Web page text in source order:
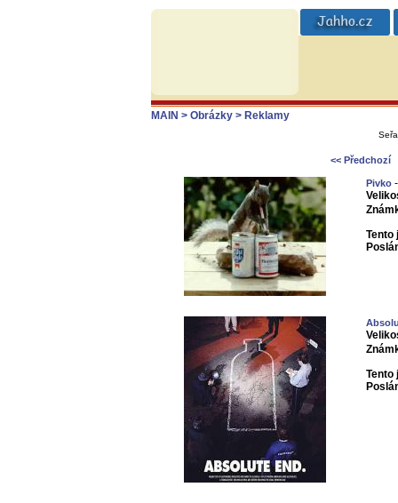
MAIN > Obrázky > Reklamy
<< Předchozí
Pivko-
Tento
Tento